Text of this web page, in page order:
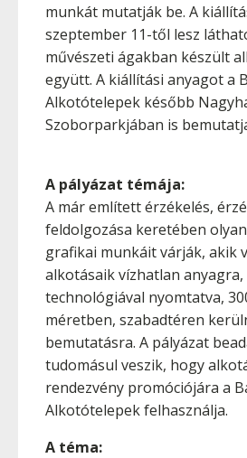
munkát mutatják be. A
szeptember 11-től lesz
művészeti ágakban készült
együtt. A kiállítási anyagot a
Alkotótelepek később
Szoborparkjában is
A pályázat témája:
A már említett érzékelés,
feldolgozása keretében
grafikai munkáit várják, akik
alkotásaik vízhatlan
technológiával nyomtatva,
méretben, szabadtéren
bemutatásra. A pályázat
tudomásul veszik, hogy
rendezvény promóciójára a
Alkotótelepek felhasználja.
A téma: